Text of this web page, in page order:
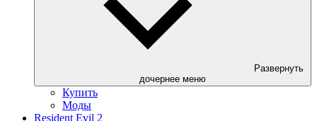
Развернуть
дочернее меню
Купить
Моды
Resident Evil 2